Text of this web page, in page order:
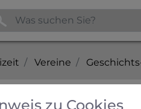
Vereine
zu Cookies